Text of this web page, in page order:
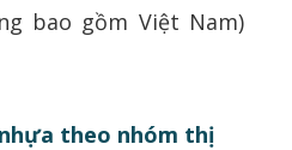
bao gồm Việt Nam)
theo nhóm thị